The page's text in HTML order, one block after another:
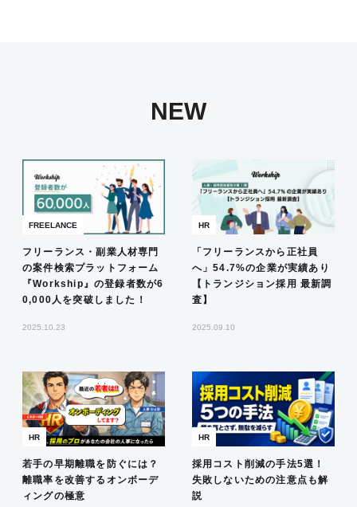
NEW
FREELANCE
フリーランス・副業人材専門
の案件検索プラットフォーム
『Workship』の登録者数が6
0,000人を突破しました！
2025.10.23
HR
「フリーランスから正社員
へ」54.7%の企業が実績あり
【トランジション採用 最新調
査】
2025.09.10
HR
若手の早期離職を防ぐには？
離職率を改善するオンボーデ
ィングの極意
HR
採用コスト削減の手法5選！
失敗しないための注意点も解
説